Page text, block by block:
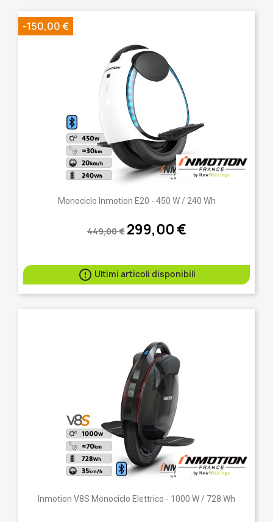
Monociclo Inmotion E20 - 450 W / 240 Wh
449,00 € 299,00 €
 Ultimi articoli disponibili
-150,00 €
Inmotion V8S Monociclo Elettrico - 1000 W / 728 Wh